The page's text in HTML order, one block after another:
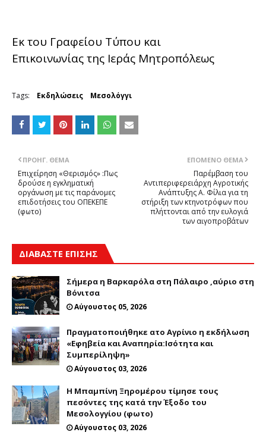
Εκ του Γραφείου Τύπου και
Επικοινωνίας της Ιεράς Μητροπόλεως
Tags: Εκδηλώσεις Μεσολόγγι
ΕΠΌΜΕΝΟ ΘΈΜΑ
Παρέμβαση του
Αντιπεριφερειάρχη Αγροτικής
Ανάπτυξης Α. Φίλια για τη
στήριξη των κτηνοτρόφων που
πλήττονται από την ευλογιά
των αιγοπροβάτων
ΠΡΟΗΓ. ΘΈΜΑ
Επιχείρηση «Θερισμός» :Πως
δρούσε η εγκληματική
οργάνωση με τις παράνομες
επιδοτήσεις του ΟΠΕΚΕΠΕ
(φωτο)
ΔΙΑΒΑΣΤΕ ΕΠΙΣΗΣ
Σήμερα η Βαρκαρόλα στη Πάλαιρο ,αύριο στη
Βόνιτσα
Αύγουστος 05, 2026
Πραγματοποιήθηκε ατο Αγρίνιο η εκδήλωση
«Εφηβεία και Αναπηρία:Ισότητα και
Συμπερίληψη»
Αύγουστος 03, 2026
Η Μπαμπίνη Ξηρομέρου τίμησε τους
πεσόντες της κατά την Έξοδο του
Μεσολογγίου (φωτο)
Αύγουστος 03, 2026